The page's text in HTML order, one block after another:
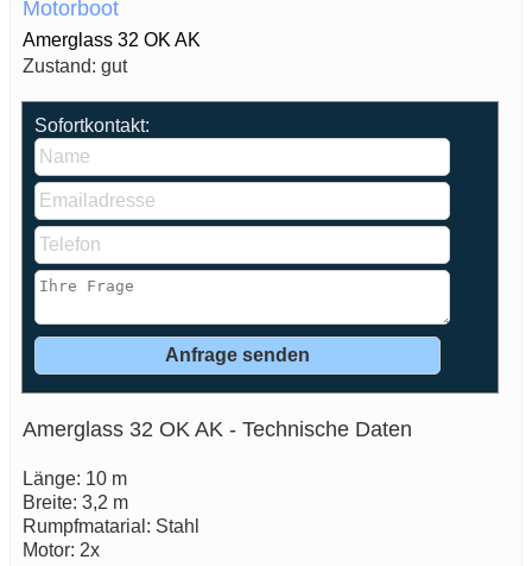
Motorboot
Amerglass 32 OK AK
Zustand: gut
Sofortkontakt:
Amerglass 32 OK AK - Technische Daten
Länge: 10 m
Breite: 3,2 m
Rumpfmatarial: Stahl
Motor: 2x